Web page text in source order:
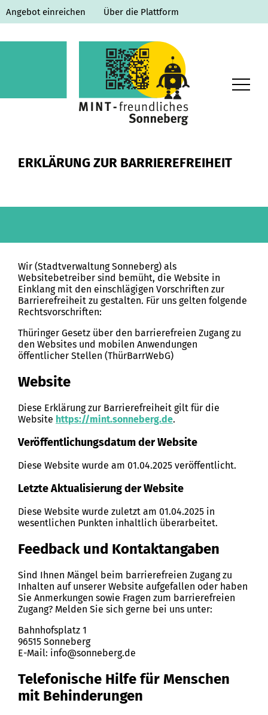
Angebot einreichen Über die Plattform
MINT-O-Thek
ERKLÄRUNG ZUR BARRIEREFREIHEIT
Wir (Stadtverwaltung Sonneberg) als
Websitebetreiber sind bemüht, die Website in
Einklang mit den einschlägigen Vorschriften zur
Barrierefreiheit zu gestalten. Für uns gelten folgende
Rechtsvorschriften:
Thüringer Gesetz über den barrierefreien Zugang zu
den Websites und mobilen Anwendungen
öffentlicher Stellen (ThürBarrWebG)
Website
Diese Erklärung zur Barrierefreiheit gilt für die
Website https://mint.sonneberg.de.
Veröffentlichungsdatum der Website
Diese Website wurde am 01.04.2025 veröffentlicht.
Letzte Aktualisierung der Website
Diese Website wurde zuletzt am 01.04.2025 in
wesentlichen Punkten inhaltlich überarbeitet.
Feedback und Kontaktangaben
Sind Ihnen Mängel beim barrierefreien Zugang zu
Inhalten auf unserer Website aufgefallen oder haben
Sie Anmerkungen sowie Fragen zum barrierefreien
Zugang? Melden Sie sich gerne bei uns unter:
Bahnhofsplatz 1
96515 Sonneberg
E-Mail: info@sonneberg.de
Telefonische Hilfe für Menschen
mit Behinderungen